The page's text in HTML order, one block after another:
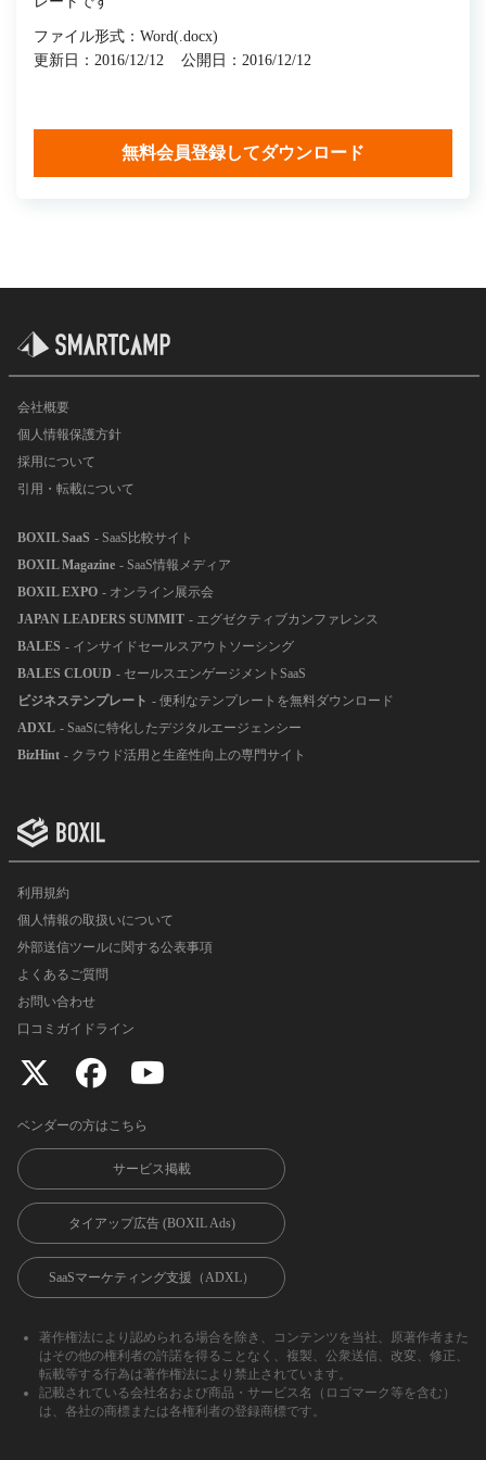
ファイル形式：Word(.docx)
更新日：2016/12/12
公開日：2016/12/12
無料会員登録してダウンロード
会社概要
個人情報保護方針
採用について
引用・転載について
BOXIL SaaS - SaaS比較サイト
BOXIL Magazine - SaaS情報メディア
BOXIL EXPO - オンライン展示会
JAPAN LEADERS SUMMIT - エグゼクティブカンファレンス
BALES - インサイドセールスアウトソーシング
BALES CLOUD - セールスエンゲージメントSaaS
ビジネステンプレート - 便利なテンプレートを無料ダウンロード
ADXL - SaaSに特化したデジタルエージェンシー
BizHint - クラウド活用と生産性向上の専門サイト
利用規約
個人情報の取扱いについて
外部送信ツールに関する公表事項
よくあるご質問
お問い合わせ
口コミガイドライン
ベンダーの方はこちら
サービス掲載
タイアップ広告 (BOXIL Ads)
SaaSマーケティング支援（ADXL）
著作権法により認められる場合を除き、コンテンツを当社、原著作者また
はその他の権利者の許諾を得ることなく、複製、公衆送信、改変、修正、
転載等する行為は著作権法により禁止されています。
記載されている会社名および商品・サービス名（ロゴマーク等を含む）
は、各社の商標または各権利者の登録商標です。